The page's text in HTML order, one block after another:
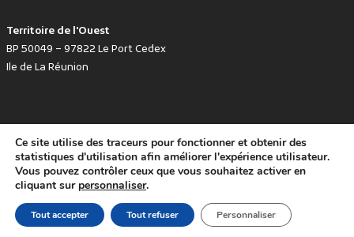
Territoire de l'Ouest
BP 50049 – 97822 Le Port Cedex
Ile de La Réunion
Développé avec favoritepar le Territoire de l'Ouest © www.tco.re -2026.
Politique de protection des données personnelles
Mentions légales
Accessibilité : non conforme
Ce site utilise des traceurs pour fonctionner et obtenir des
statistiques d'utilisation afin améliorer l'expérience utilisateur.
Vous pouvez contrôler ceux que vous souhaitez activer en
cliquant sur personnaliser.
Tout accepter Tout refuser Personnaliser